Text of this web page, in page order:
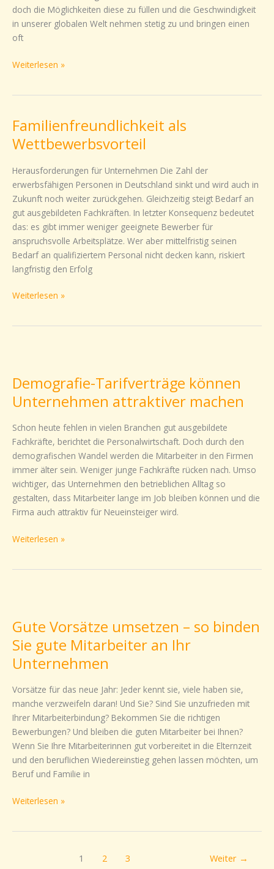
doch die Möglichkeiten diese zu füllen und die Geschwindigkeit
in unserer globalen Welt nehmen stetig zu und bringen einen
oft
Weiterlesen »
Familienfreundlichkeit als
Wettbewerbsvorteil
Herausforderungen für Unternehmen Die Zahl der
erwerbsfähigen Personen in Deutschland sinkt und wird auch in
Zukunft noch weiter zurückgehen. Gleichzeitig steigt Bedarf an
gut ausgebildeten Fachkräften. In letzter Konsequenz bedeutet
das: es gibt immer weniger geeignete Bewerber für
anspruchsvolle Arbeitsplätze. Wer aber mittelfristig seinen
Bedarf an qualifiziertem Personal nicht decken kann, riskiert
langfristig den Erfolg
Familienfreundlichkeit
als
Wettbewerbsvorteil
Weiterlesen »
Demografie-Tarifverträge können
Unternehmen attraktiver machen
Schon heute fehlen in vielen Branchen gut ausgebildete
Fachkräfte, berichtet die Personalwirtschaft. Doch durch den
demografischen Wandel werden die Mitarbeiter in den Firmen
immer älter sein. Weniger junge Fachkräfte rücken nach. Umso
wichtiger, das Unternehmen den betrieblichen Alltag so
gestalten, dass Mitarbeiter lange im Job bleiben können und die
Firma auch attraktiv für Neueinsteiger wird.
können
Unternehmen
attraktiver
machen
Weiterlesen »
Gute Vorsätze umsetzen – so binden
Sie gute Mitarbeiter an Ihr
Unternehmen
Vorsätze für das neue Jahr: Jeder kennt sie, viele haben sie,
manche verzweifeln daran! Und Sie? Sind Sie unzufrieden mit
Ihrer Mitarbeiterbindung? Bekommen Sie die richtigen
Bewerbungen? Und bleiben die guten Mitarbeiter bei Ihnen?
Wenn Sie Ihre Mitarbeiterinnen gut vorbereitet in die Elternzeit
und den beruflichen Wiedereinstieg gehen lassen möchten, um
Beruf und Familie in
umsetzen
–
so
binden
gute
Mitarbeiter
an
Ihr
Unternehmen
Weiterlesen »
1 2 3 Weiter →